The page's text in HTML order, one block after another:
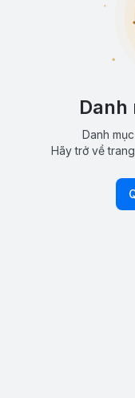
Danh
Hãy trở về